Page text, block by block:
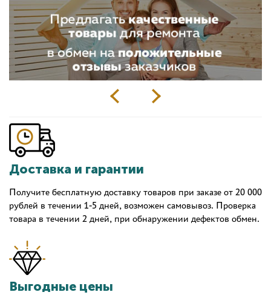
Доставка и гарантии
Получите бесплатную доставку товаров при заказе от 20 000
рублей в течении 1-5 дней, возможен самовывоз. Проверка
товара в течении 2 дней, при обнаружении дефектов обмен.
Выгодные цены